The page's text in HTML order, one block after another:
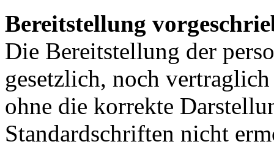
Bereitstellung
Die Bereitstellung der
gesetzlich, noch
ohne die korrekte
Standardschriften nicht